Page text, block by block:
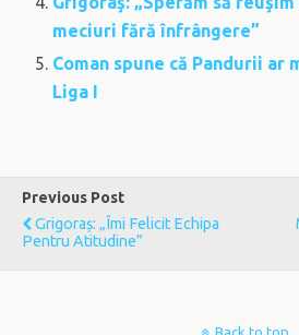
meciuri fără înfrângere”
Coman spune că Pandurii ar
Liga I
Previous Post
Grigoraș: „Îmi Felicit Echipa
Pentru Atitudine”
Back to top